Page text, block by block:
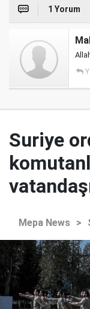
1 Yorum
Suriye
Mepa News >